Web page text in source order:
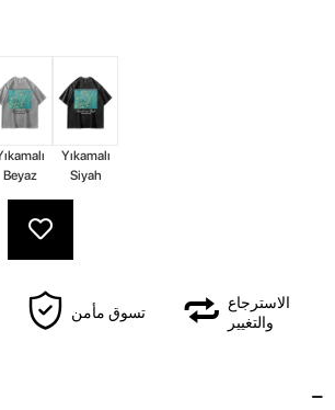
Beyaz
Yıkamalı
Siyah
تسوق مأمن
الاسترجاع
والتغيير